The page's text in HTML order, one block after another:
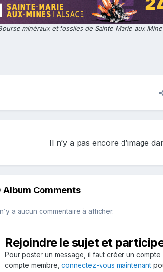
minéraux et fossiles de Sainte Marie aux
Il n’y a pas encore d’image
Album Comments
a aucun commentaire à afficher.
Rejoindre le sujet et
Pour poster un message, il faut créer un compte
compte membre, connectez-vous maintenant